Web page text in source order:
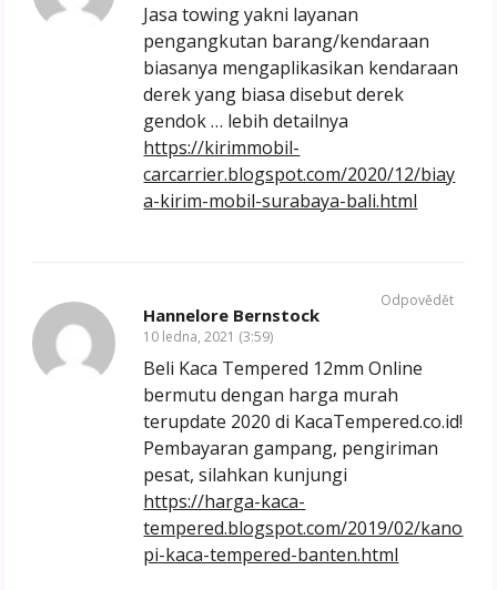
Jasa towing yakni layanan
pengangkutan barang/kendaraan
biasanya mengaplikasikan kendaraan
derek yang biasa disebut derek
gendok … lebih detailnya
https://kirimmobil-
carcarrier.blogspot.com/2020/12/biay
a-kirim-mobil-surabaya-bali.html
Hannelore Bernstock
10 ledna, 2021 (3:59)
Beli Kaca Tempered 12mm Online
bermutu dengan harga murah
terupdate 2020 di KacaTempered.co.id!
Pembayaran gampang, pengiriman
pesat, silahkan kunjungi
https://harga-kaca-
tempered.blogspot.com/2019/02/kano
pi-kaca-tempered-banten.html
Odpovědět